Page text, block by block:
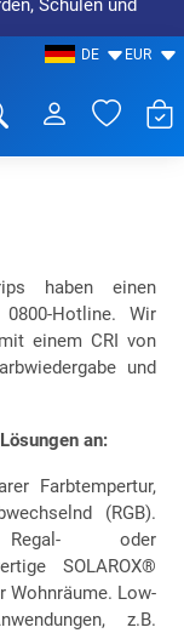
Schulen und
DE EUR
haben einen
Hotline. Wir
einem CRI von
und
an:
Farbtempertur,
(RGB).
oder
SOLAROX®
Low-
z.B.